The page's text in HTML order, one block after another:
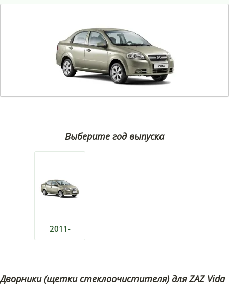
Выберите год выпуска
2011-
Дворники (щетки стеклоочистителя) для ZAZ Vida